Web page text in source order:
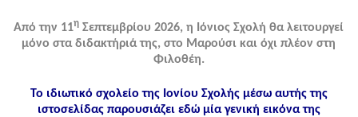
Από την 11η Σεπτεμβρίου 2026, η Ιόνιος Σχολή θα λειτουργεί
μόνο στα διδακτήριά της, στο Μαρούσι και όχι πλέον στη
Φιλοθέη.
Το ιδιωτικό σχολείο της Ιονίου Σχολής μέσω αυτής της
ιστοσελίδας παρουσιάζει εδώ μία γενική εικόνα της